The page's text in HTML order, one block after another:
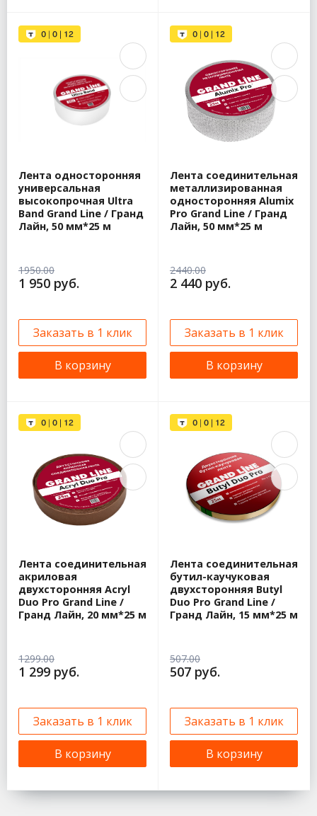
Лента односторонняя
универсальная
высокопрочная Ultra
Band Grand Line / Гранд
Лайн, 50 мм*25 м
1950.00
1 950 руб.
Заказать в 1 клик
В корзину
Лента соединительная
металлизированная
односторонняя Alumix
Pro Grand Line / Гранд
Лайн, 50 мм*25 м
2440.00
2 440 руб.
Заказать в 1 клик
В корзину
Лента соединительная
акриловая
двухсторонняя Acryl
Duo Pro Grand Line /
Гранд Лайн, 20 мм*25 м
1299.00
1 299 руб.
Заказать в 1 клик
В корзину
Лента соединительная
бутил-каучуковая
двухсторонняя Butyl
Duo Pro Grand Line /
Гранд Лайн, 15 мм*25 м
507.00
507 руб.
Заказать в 1 клик
В корзину